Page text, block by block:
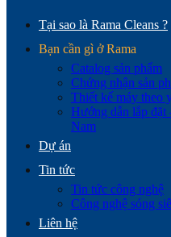
Tại sao là Rama Cleans ?
Bạn cần gì ở Rama
Catalog sản phẩm
Chứng nhận sản
Thiết kế máy theo
Hướng dẫn lắp đặt
Nam
Dự án
Tin tức
Tin tức công nghệ
Công nghệ sóng
Liên hệ